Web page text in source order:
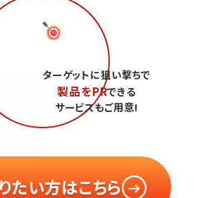
ターゲットに狙い撃ちで
製品をPRできる
サービスもご用意!
たい方はこちら